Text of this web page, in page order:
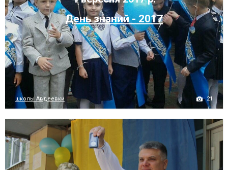
День знаний - 2017
школы Авдеевки 21